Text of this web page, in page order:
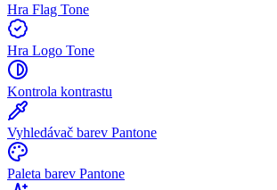
Hra Flag Tone
Hra Logo Tone
Kontrola kontrastu
Vyhledávač barev Pantone
Paleta barev Pantone